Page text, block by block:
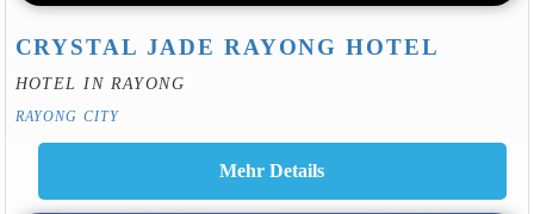
CRYSTAL JADE RAYONG HOTEL
HOTEL IN RAYONG
RAYONG CITY